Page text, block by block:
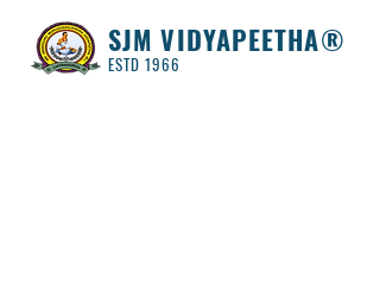
SJM VIDYAPEETHA®
ESTD 1966